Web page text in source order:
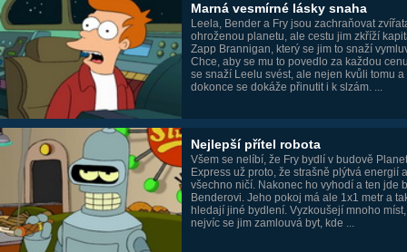
Marná vesmírné lásky snaha
Leela, Bender a Fry jsou zachraňovat
ohroženou planetu, ale cestu jim zkříží
Zapp Brannigan, který se jim to snaží
Chce, aby se mu to povedlo za každou
se snaží Leelu svést, ale nejen kvůli tomu a
dokonce se dokáže přinutit i k slzám. ...
Nejlepší přítel robota
Všem se nelíbí, že Fry bydlí v budově Planet
Express už proto, že strašně plýtvá energií a
všechno ničí. Nakonec ho vyhodí a ten jde
Benderovi. Jeho pokoj má ale 1x1 metr a
hledají jiné bydlení. Vyzkoušejí mnoho
nejvíc se jim zamlouvá byt, kde ...